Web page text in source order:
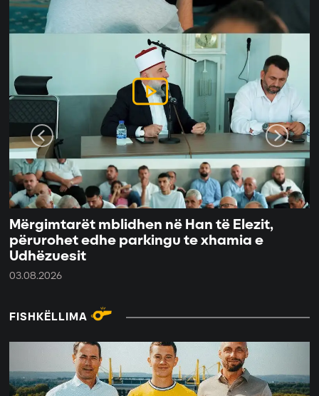
Mërgimtarët mblidhen në Han të Elezit,
përurohet edhe parkingu te xhamia e
Udhëzuesit
03.08.2026
FISHKËLLIMA